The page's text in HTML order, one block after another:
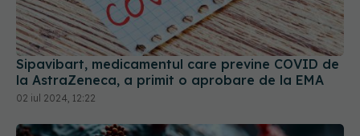
Sipavibart, medicamentul care previne COVID de
la AstraZeneca, a primit o aprobare de la EMA
02 iul 2024, 12:22